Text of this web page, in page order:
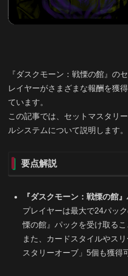
『ダスクモーン：戦慄の館』の
レイヤーがさまざまな報酬を獲
ています。
この記事では、セットマスタリ
ルシステムについて説明します。
要点解説
『ダスクモーン：戦慄の館
プレイヤーは最大で24パッ
慄の館』パックを受け取るこ
また、カードスタイルやス
スタリーオーブ」5個も獲得